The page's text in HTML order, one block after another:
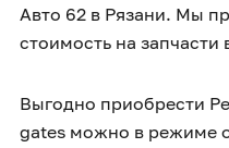
Авто 62 в Рязани. Мы
стоимость на
Выгодно приобрести
gates можно в режиме